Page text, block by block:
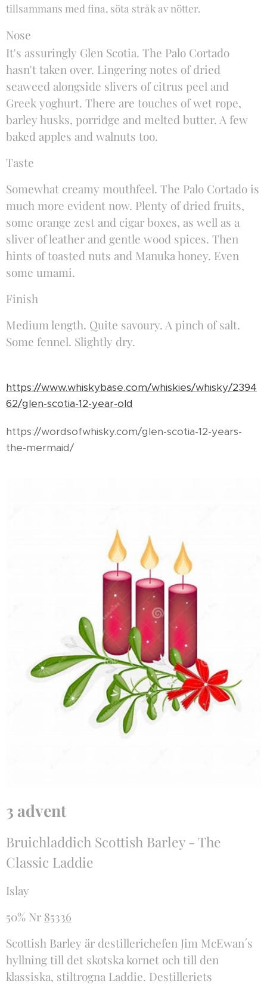
tillsammans med fina, söta stråk av nötter.
Nose
It's assuringly Glen Scotia. The Palo Cortado
hasn't taken over. Lingering notes of dried
seaweed alongside slivers of citrus peel and
Greek yoghurt. There are touches of wet rope,
barley husks, porridge and melted butter. A few
baked apples and walnuts too.
Taste
Somewhat creamy mouthfeel. The Palo Cortado is
much more evident now. Plenty of dried fruits,
some orange zest and cigar boxes, as well as a
sliver of leather and gentle wood spices. Then
hints of toasted nuts and Manuka honey. Even
some umami.
Finish
Medium length. Quite savoury. A pinch of salt.
Some fennel. Slightly dry.
https://www.whiskybase.com/whiskies/whisky/2394
62/glen-scotia-12-year-old
https://wordsofwhisky.com/glen-scotia-12-years-
the-mermaid/
3 advent
Bruichladdich Scottish Barley - The
Classic Laddie
Islay
50% Nr 85336
Scottish Barley är destillerichefen Jim McEwan´s
hyllning till det skotska kornet och till den
klassiska, stiltrogna Laddie. Destilleriets